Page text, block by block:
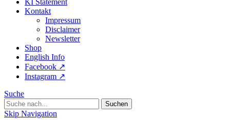
Kontakt
Impressum
Disclaimer
Newsletter
Shop
English Info
Facebook ↗︎
Instagram ↗︎
Suche
Skip Navigation